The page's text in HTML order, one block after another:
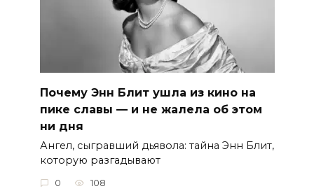
Почему Энн Блит ушла из кино на
пике славы — и не жалела об этом
ни дня
Ангел, сыгравший дьявола: тайна Энн Блит,
которую разгадывают
0 108